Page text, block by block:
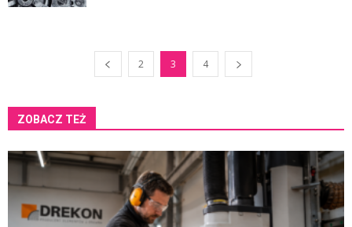
2 3 4
ZOBACZ TEŻ